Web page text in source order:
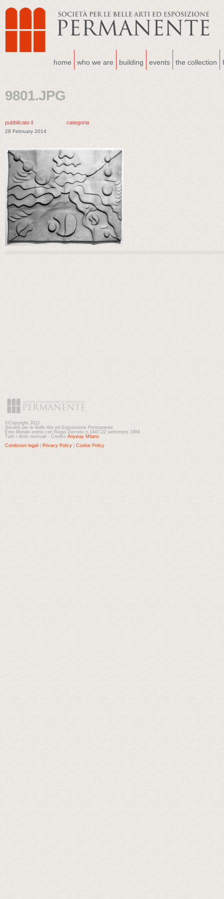
home who we are building events the collection
9801.JPG
pubblicato il
28 February 2014
categoria
©Copyright 2012
Società per le Belle Arti ed Esposizione Permanente
Ente Morale eretto con Regio Decreto n.1447-22 settembre 1884
Tutti i diritti riservati - Credits Anyway Milano
Condizioni legali
Privacy Policy Cookie Policy